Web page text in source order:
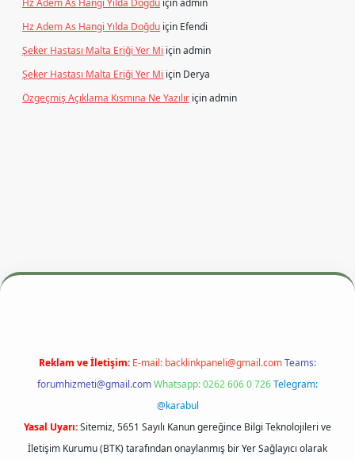
Hz Adem As Hangi Yılda Doğdu içinadmin
Hz Adem As Hangi Yılda Doğdu için Efendi
Şeker Hastası Malta Eriği Yer Mi içinadmin
Şeker Hastası Malta Eriği Yer Mi için Derya
Özgeçmiş Açıklama Kısmına Ne Yazılır içinadmin
betexper.xyzm elexbet
Reklam ve İletişim: E-mail: backlinkpaneli@gmail.comTeams:
forumhizmeti@gmail.comWhatsapp: 0262 606 0 726Telegram:
@karabul
Yasal Uyarı:Sitemiz, 5651 Sayılı Kanun gereğince Bilgi Teknolojileri ve
İletişim Kurumu (BTK) tarafından onaylanmış bir Yer Sağlayıcı olarak